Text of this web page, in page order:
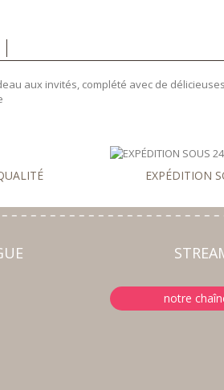
aux invités, complété avec de
EXPÉDITION
notre